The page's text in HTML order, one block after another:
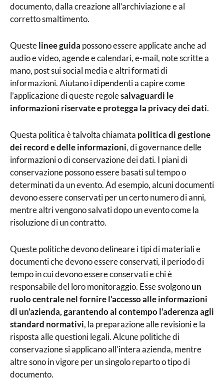
documento, dalla creazione all’archiviazione e al
corretto smaltimento.
Questelinee guida possono essere applicate anche ad
audio e video, agende e calendari, e-mail, note scritte a
mano, post sui social media e altri formati di
informazioni. Aiutano i dipendenti a capire come
l’applicazione di queste regolesalvaguardi le
informazioni riservate e protegga la privacy dei dati.
Questa politica è talvolta chiamata politica di gestione
dei record e delle informazioni, di governance delle
informazioni o di conservazione dei dati. I piani di
conservazione possono essere basati sul tempo o
determinati da un evento. Ad esempio, alcuni documenti
devono essere conservati per un certo numero di anni,
mentre altri vengono salvati dopo un evento come la
risoluzione di un contratto.
Queste politiche devono delineare i tipi di materiali e
documenti che devono essere conservati, il periodo di
tempo in cui devono essere conservati e chi è
responsabile del loro monitoraggio. Esse svolgonoun
ruolo centrale nel fornire l’accesso alle informazioni
di un’azienda, garantendo al contempo l’aderenza agli
standard normativi, la preparazione alle revisioni e la
risposta alle questioni legali. Alcune politiche di
conservazione si applicano all’intera azienda, mentre
altre sono in vigore per un singolo reparto o tipo di
documento.